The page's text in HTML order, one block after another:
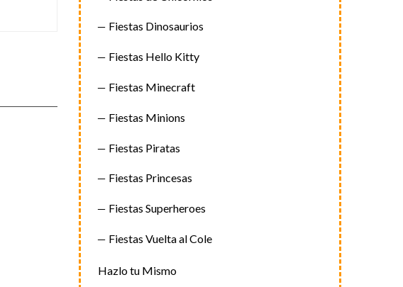
Fiestas Dinosaurios
Fiestas Hello Kitty
Fiestas Minecraft
Fiestas Minions
Fiestas Piratas
Fiestas Princesas
Fiestas Superheroes
Fiestas Vuelta al Cole
Hazlo tu Mismo